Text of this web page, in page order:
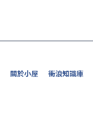
關於小屋 衝浪知識庫